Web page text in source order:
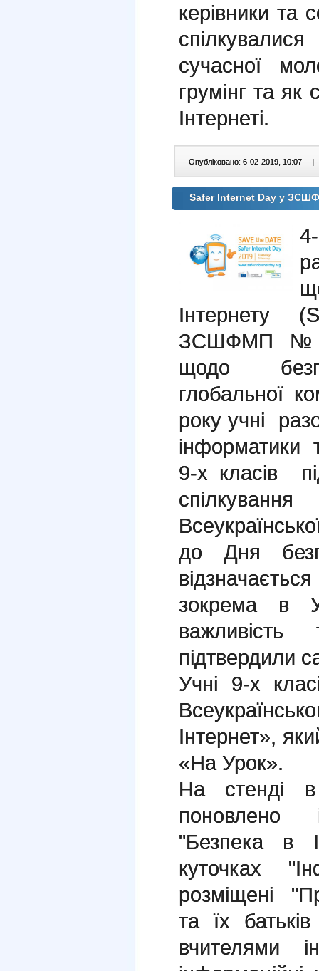
керівники та
сучасної
грумінг та як
Інтернеті.
Опубліковано: 6-02-2019, 10:07 |
Safer Internet Day у
Інтернету
ЗСШФМП
щодо
глобальної
року учні
інформатики
9-х класів
до Дня
зокрема в
важливість
підтвердили
Учні 9-х
Інтернет»,
«На Урок».
На стенді в
поновлено
"Безпека в
куточках
розміщені
та їх
вчителями